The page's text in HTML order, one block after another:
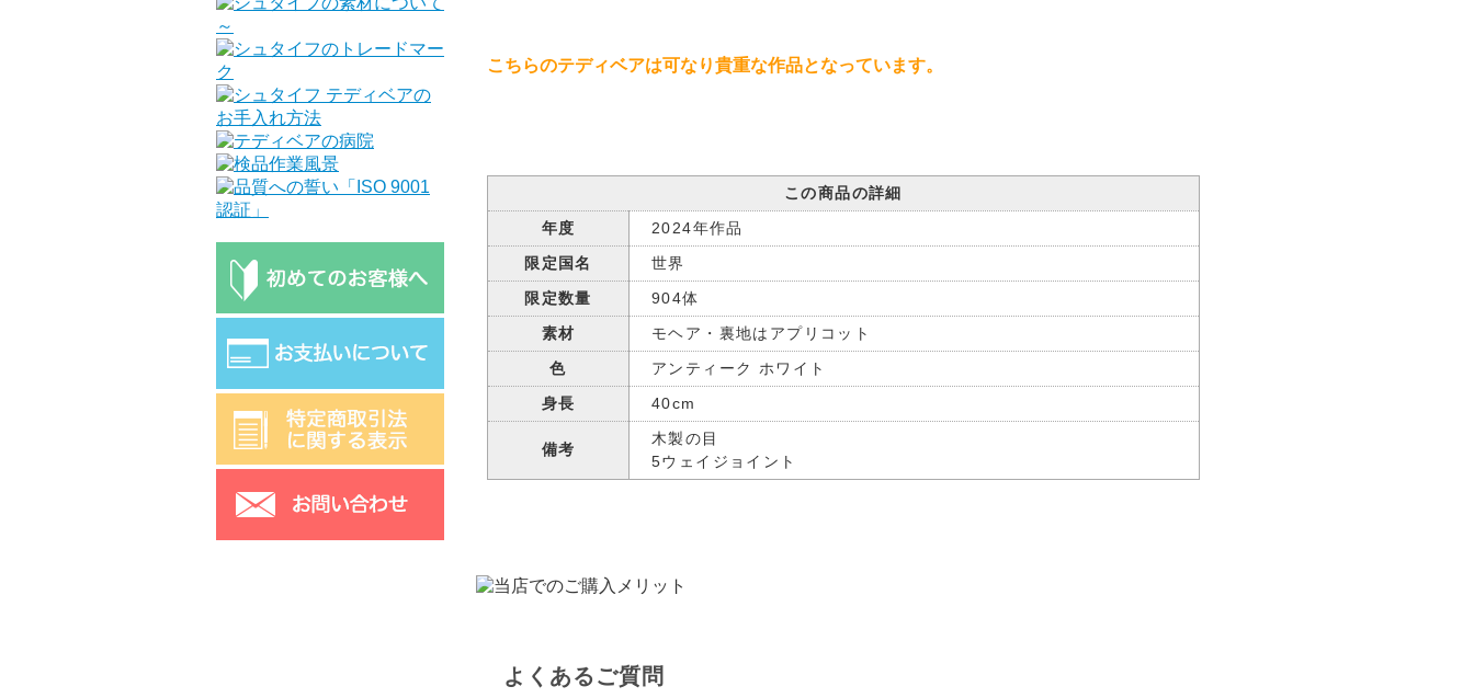
こちらのテディベアは可なり貴重な作品となっています。
この商品の詳細
年度
2024年作品
限定国名
世界
限定数量
904体
素材
モヘア・裏地はアプリコット
色
アンティーク ホワイト
身長
40cm
備考
木製の目
5ウェイジョイント
よくあるご質問